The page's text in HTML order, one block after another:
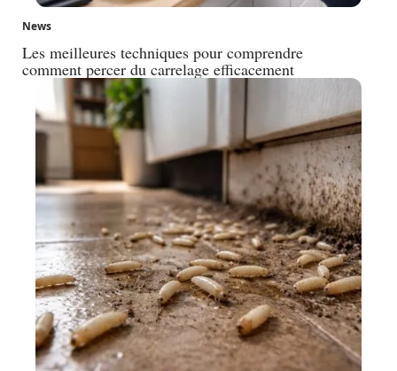
News
Les meilleures techniques pour comprendre
comment percer du carrelage efficacement